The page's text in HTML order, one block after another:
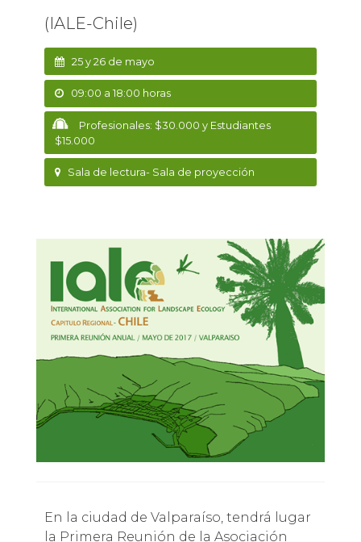
(IALE-Chile)
25 y 26 de mayo
09:00 a 18:00 horas
Profesionales: $30.000 y Estudiantes
$15.000
Sala de lectura- Sala de proyección
En la ciudad de Valparaíso, tendrá lugar
la Primera Reunión de la Asociación